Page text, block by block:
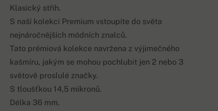
Klasický střih.
S naší kolekcí Premium vstoupíte do světa
nejnáročnějších módních znalců.
Tato prémiová kolekce navržena z výjimečného
kašmíru, jakým se mohou pochlubit jen 2 nebo 3
světově proslulé značky.
S tloušťkou 14,5 mikronů.
Délka 36 mm.